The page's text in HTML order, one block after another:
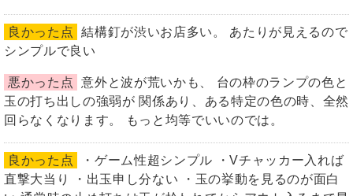
良かった点
結構釘が渋いお店多い。 あたりが見えるので
シンプルで良い
悪かった点
意外と波が荒いかも、 台の枠のランプの色と
玉の打ち出しの強弱が 関係あり、ある特定の色の時、全然
回らなくなります。 もっと均等でいいのでは。
良かった点
・ゲーム性超シンプル ・Vチャッカー入れば
直撃大当り ・出玉申し分ない ・玉の挙動を見るのが面白